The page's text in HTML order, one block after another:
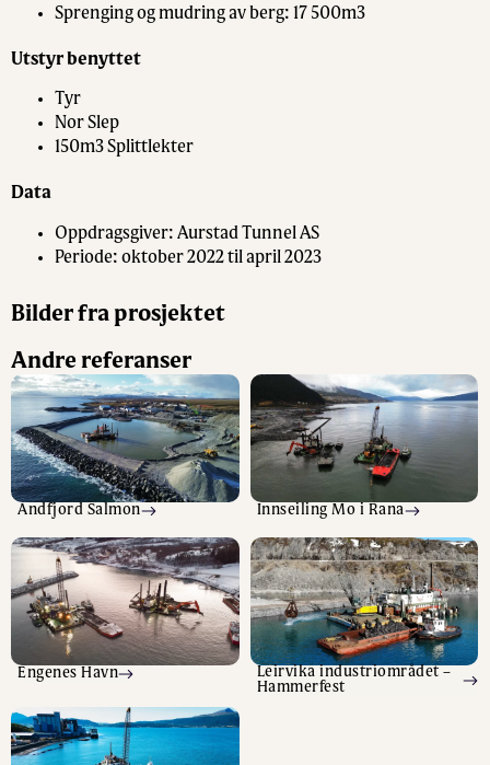
Sprenging og mudring av berg: 17 500m3
Utstyr benyttet
Tyr
Nor Slep
150m3 Splittlekter
Data
Oppdragsgiver: Aurstad Tunnel AS
Periode: oktober 2022 til april 2023
Bilder fra prosjektet
Andre referanser
Andfjord Salmon Innseiling Mo i Rana
Engenes Havn
Leirvika industriområdet –
Hammerfest